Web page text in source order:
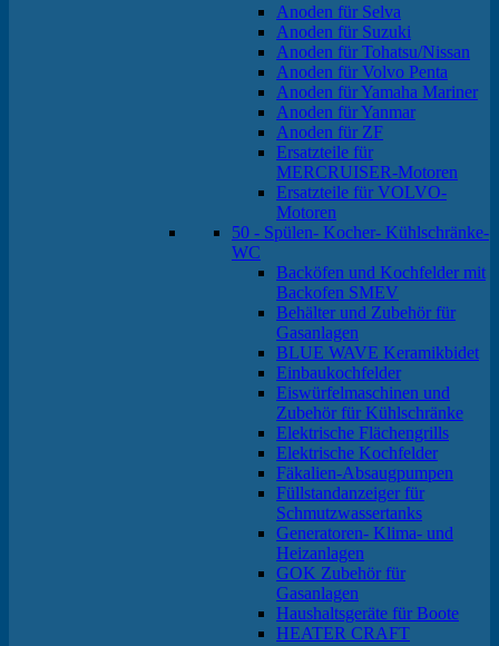
Anoden für Selva
Anoden für Suzuki
Anoden für Tohatsu/Nissan
Anoden für Volvo Penta
Anoden für Yamaha Mariner
Anoden für Yanmar
Anoden für ZF
Ersatzteile für
MERCRUISER-Motoren
Ersatzteile für VOLVO-
Motoren
50 - Spülen- Kocher- Kühlschränke-
WC
Backöfen und Kochfelder mit
Backofen SMEV
Behälter und Zubehör für
Gasanlagen
BLUE WAVE Keramikbidet
Einbaukochfelder
Eiswürfelmaschinen und
Zubehör für Kühlschränke
Elektrische Flächengrills
Elektrische Kochfelder
Fäkalien-Absaugpumpen
Füllstandanzeiger für
Schmutzwassertanks
Generatoren- Klima- und
Heizanlagen
GOK Zubehör für
Gasanlagen
Haushaltsgeräte für Boote
HEATER CRAFT